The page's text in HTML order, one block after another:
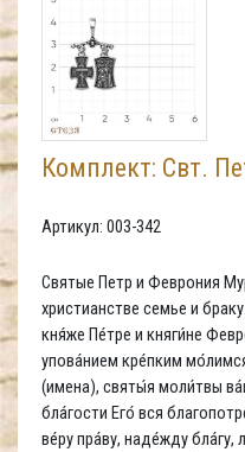
Комплект: Свт.
Артикул: 003-342
Святые Петр и Феврония
христианстве семье и
кня́же Пе́тре и княги́не
упова́нием кре́пким
(имена), святы́я моли́твы
бла́гости Его́ вся
ве́ру пра́ву, наде́жду